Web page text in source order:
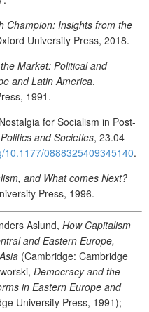
Champion: Insights from the
University Press, 2018.
Market: Political and
and Latin America.
1991.
for Socialism in Post-
and Societies, 23.04
10.1177/0888325409345140.
and What comes Next?
Press, 1996.
Aslund, How Capitalism
and Eastern Europe,
(Cambridge: Cambridge
Democracy and the
in Eastern Europe and
University Press, 1991);